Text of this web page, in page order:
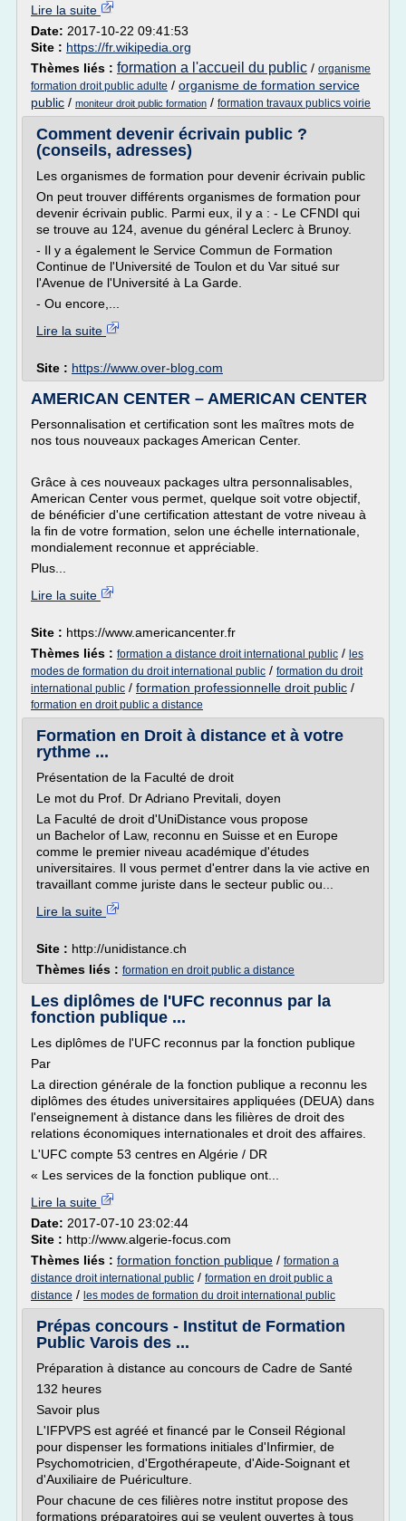
Lire la suite
Date: 2017-10-22 09:41:53
Site : https://fr.wikipedia.org
Thèmes liés : formation a l'accueil du public / organisme
formation droit public adulte / organisme de formation service
public / moniteur droit public formation / formation travaux publics voirie
Comment devenir écrivain public ?
(conseils, adresses)
Les organismes de formation pour devenir écrivain public
On peut trouver différents organismes de formation pour
devenir écrivain public. Parmi eux, il y a : - Le CFNDI qui
se trouve au 124, avenue du général Leclerc à Brunoy.
- Il y a également le Service Commun de Formation
Continue de l'Université de Toulon et du Var situé sur
l'Avenue de l'Université à La Garde.
- Ou encore,...
Lire la suite
Site : https://www.over-blog.com
AMERICAN CENTER – AMERICAN CENTER
Personnalisation et certification sont les maîtres mots de
nos tous nouveaux packages American Center.
Grâce à ces nouveaux packages ultra personnalisables,
American Center vous permet, quelque soit votre objectif,
de bénéficier d'une certification attestant de votre niveau à
la fin de votre formation, selon une échelle internationale,
mondialement reconnue et appréciable.
Plus...
Lire la suite
Site : https://www.americancenter.fr
Thèmes liés : formation a distance droit international public / les
modes de formation du droit international public / formation du droit
international public / formation professionnelle droit public /
formation en droit public a distance
Formation en Droit à distance et à votre
rythme ...
Présentation de la Faculté de droit
Le mot du Prof. Dr Adriano Previtali, doyen
La Faculté de droit d'UniDistance vous propose
un Bachelor of Law, reconnu en Suisse et en Europe
comme le premier niveau académique d'études
universitaires. Il vous permet d'entrer dans la vie active en
travaillant comme juriste dans le secteur public ou...
Lire la suite
Site : http://unidistance.ch
Thèmes liés : formation en droit public a distance
Les diplômes de l'UFC reconnus par la
fonction publique ...
Les diplômes de l'UFC reconnus par la fonction publique
Par
La direction générale de la fonction publique a reconnu les
diplômes des études universitaires appliquées (DEUA) dans
l'enseignement à distance dans les filières de droit des
relations économiques internationales et droit des affaires.
L'UFC compte 53 centres en Algérie / DR
« Les services de la fonction publique ont...
Lire la suite
Date: 2017-07-10 23:02:44
Site : http://www.algerie-focus.com
Thèmes liés : formation fonction publique / formation a
distance droit international public / formation en droit public a
distance / les modes de formation du droit international public
Prépas concours - Institut de Formation
Public Varois des ...
Préparation à distance au concours de Cadre de Santé
132 heures
Savoir plus
L'IFPVPS est agréé et financé par le Conseil Régional
pour dispenser les formations initiales d'Infirmier, de
Psychomotricien, d'Ergothérapeute, d'Aide-Soignant et
d'Auxiliaire de Puériculture.
Pour chacune de ces filières notre institut propose des
formations préparatoires qui se veulent ouvertes à tous